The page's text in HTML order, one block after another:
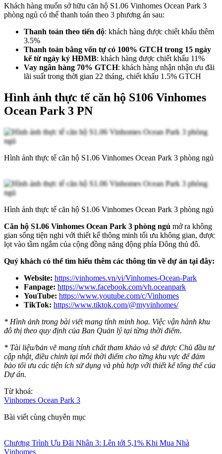
Khách hàng muốn sở hữu căn hộ S1.06 Vinhomes Ocean Park 3
phòng ngủ có thể thanh toán theo 3 phương án sau:
Thanh toán theo tiến độ: khách hàng được chiết khấu thêm
3.5%
Thanh toán bằng vốn tự có 100% GTCH trong 15 ngày
kể từ ngày ký HĐMB: khách hàng được chiết khấu 11%
Vay ngân hàng 70% GTCH: khách hàng nhận nhận ưu đãi
lãi suất trong thời gian 22 tháng, chiết khấu 1.5% GTCH
Hình ảnh thực tế căn hộ S106 Vinhomes
Ocean Park 3 PN
Hình ảnh thực tế căn hộ S1.06 Vinhomes Ocean Park 3 phòng ngủ
Hình ảnh thực tế căn hộ S1.06 Vinhomes Ocean Park 3 phòng ngủ
Căn hộ S1.06 Vinhomes Ocean Park 3 phòng ngủ mở ra không
gian sống tiện nghi với thiết kế thông minh tối ưu không gian, được
lọt vào tầm ngắm của cộng đồng năng động phía Đông thủ đô.
Quý khách có thể tìm hiểu thêm các thông tin về dự án tại đây:
Website: https://vinhomes.vn/vi/Vinhomes-Ocean-Park
Fanpage: https://www.facebook.com/vh.oceanpark
YouTube: https://www.youtube.com/c/Vinhomes
TikTok: https://www.tiktok.com/@myvinhomes/
* Hình ảnh trong bài viết mang tính minh hoạ. Việc vận hành khu
đô thị theo quy định của Ban Quản lý tại từng thời điểm.
* Tài liệu/bản vẽ mang tính chất tham khảo và sẽ được Chủ đầu tư
cập nhật, điều chỉnh tại mỗi thời điểm cho từng khu vực để đảm
bảo tối ưu các tiện ích sử dụng và phù hợp với thiết kế tổng thể của
Dự án.
Từ khoá:
Vinhomes Ocean Park 3
Bài viết cùng chuyên mục
Chương Trình Ưu Đãi Nhân 3: Lên tới 5,1% Khi Mua Nhà
Vinhomes